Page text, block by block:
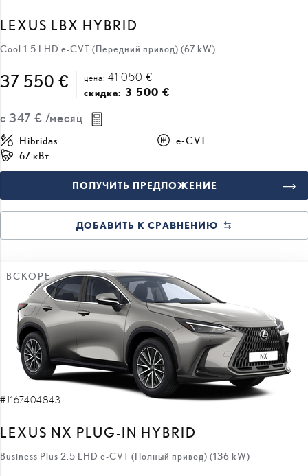
LEXUS LBX HYBRID
Cool 1.5 LHD e-CVT (Передний привод) (67 kW)
37 550 € цена: 41 050 €
скидка: 3 500 €
с 347 € /месяц
Hibridas
e-CVT
67 кВт
ПОЛУЧИТЬ ПРЕДЛОЖЕНИЕ
ДОБАВИТЬ К СРАВНЕНИЮ
ВСКОРЕ
#J167404843
LEXUS NX PLUG-IN HYBRID
Business Plus 2.5 LHD e-CVT (Полный привод) (136 kW)